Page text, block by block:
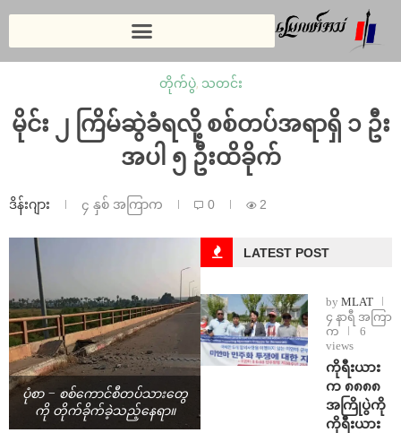
တိုက်ပွဲ, သတင်း
မိုင်း ၂ ကြိမ်ဆွဲခံရလို့ စစ်တပ်အရာရှိ ၁ ဦး
အပါ ၅ ဦးထိခိုက်
ဒိန်းဂျား ၄ နှစ် အကြာက 0 2
ပုံစာ − စစ်ကောင်စီတပ်သားတွေ
ကို တိုက်ခိုက်ခဲ့သည့်နေရာ။
LATEST POST
by MLAT
၄ နာရီ အကြာ
က
6
views
ကိုရီးယား
က ၈၈၈၈
အကြိုပွဲကို
ကိုရီးယား